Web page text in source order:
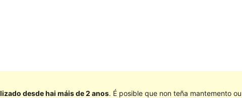
desde hai máis de 2 anos. É posible que non teña mantemento